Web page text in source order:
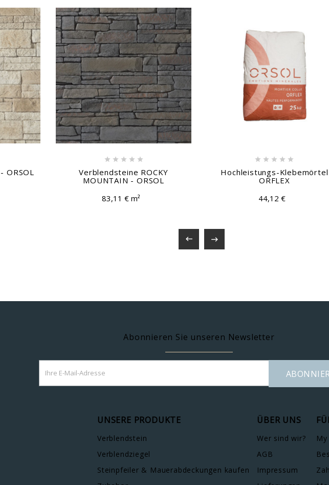
ORSOL
    
Verblendsteine ROCKY
MOUNTAIN - ORSOL
83,11 € m²
    
Hochleistungs-Klebemörtel
ORFLEX
44,12 €
 
Abonnieren Sie unseren Newsletter
UNSERE PRODUKTE
Verblendstein
Verblendziegel
Steinpfeiler & Mauerabdeckungen kaufen
ÜBER UNS
Wer sind wir?
AGB
Impressum